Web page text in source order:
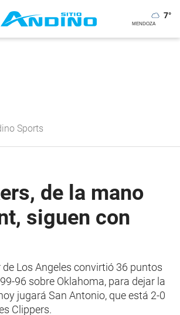
7°
Sports
de la mano
siguen con
Los Angeles convirtió 36 puntos
96 sobre Oklahoma, para dejar la
jugará San Antonio, que está 2-0
Clippers.